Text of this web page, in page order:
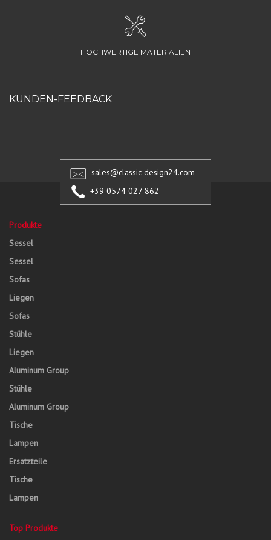
HOCHWERTIGE MATERIALIEN
KUNDEN-FEEDBACK
sales@classic-design24.com
+39 0574 027 862
Produkte
Sessel
Sessel
Sofas
Liegen
Sofas
Stühle
Liegen
Aluminum Group
Stühle
Aluminum Group
Tische
Lampen
Ersatzteile
Tische
Lampen
Top Produkte